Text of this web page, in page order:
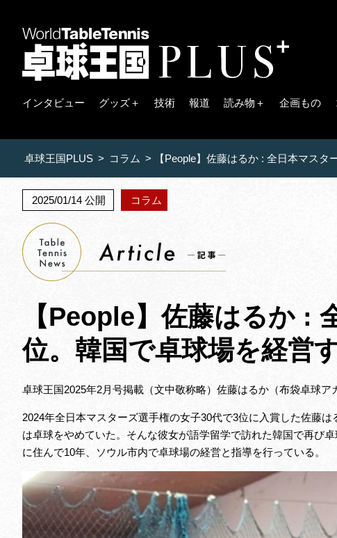
インタビュー グッズ＋ 技術 報道 読み物＋ 企画もの
卓球王国PLUS > コラム > 【People】佐藤はるか : 全日本マス
2025/01/14 公開 コラム
【People】佐藤はるか :
位。韓国で卓球場を経営
卓球王国2025年2月号掲載（文中敬称略）佐藤はるか（布袋卓球ア
2024年全日本マスターズ選手権の女子30代で3位に入賞した佐藤
は卓球をやめていた。そんな彼女が語学留学で訪れた韓国で再び
に住んで10年、ソウル市内で卓球場の経営と指導を行っている。